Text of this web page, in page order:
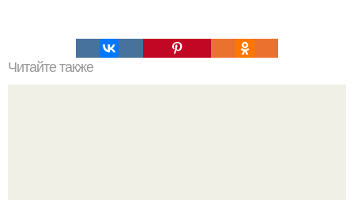
Читайте также